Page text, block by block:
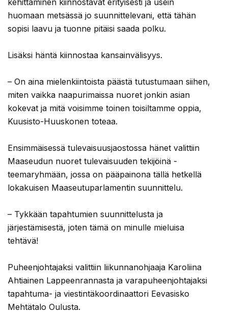
kehittäminen kiinnostavat erityisesti ja usein
huomaan metsässä jo suunnittelevani, että tähän
sopisi laavu ja tuonne pitäisi saada polku.
Lisäksi häntä kiinnostaa kansainvälisyys.
– On aina mielenkiintoista päästä tutustumaan siihen,
miten vaikka naapurimaissa nuoret jonkin asian
kokevat ja mitä voisimme toinen toisiltamme oppia,
Kuusisto-Huuskonen toteaa.
Ensimmäisessä tulevaisuusjaostossa hänet valittiin
Maaseudun nuoret tulevaisuuden tekijöinä -
teemaryhmään, jossa on pääpainona tällä hetkellä
lokakuisen Maaseutuparlamentin suunnittelu.
– Tykkään tapahtumien suunnittelusta ja
järjestämisestä, joten tämä on minulle mieluisa
tehtävä!
Puheenjohtajaksi valittiin liikunnanohjaaja Karoliina
Ahtiainen Lappeenrannasta ja varapuheenjohtajaksi
tapahtuma- ja viestintäkoordinaattori Eevasisko
Mehtätalo Oulusta.